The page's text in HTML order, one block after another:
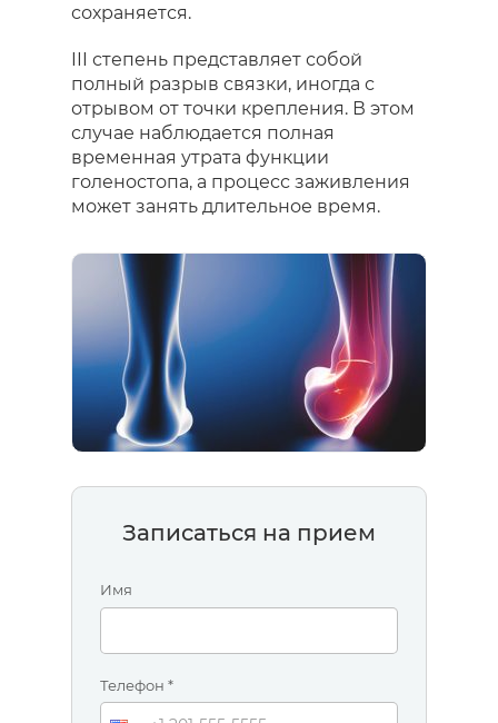
сохраняется.
III степень представляет собой
полный разрыв связки, иногда с
отрывом от точки крепления. В этом
случае наблюдается полная
временная утрата функции
голеностопа, а процесс заживления
может занять длительное время.
Записаться на прием
Имя
Телефон *